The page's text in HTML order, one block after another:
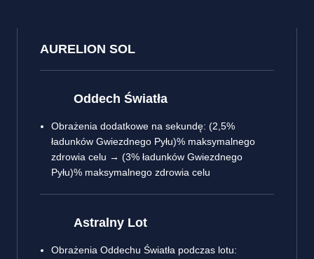
AURELION SOL
Oddech Światła
Obrażenia dodatkowe na sekundę: (2,5%
ładunków Gwiezdnego Pyłu)% maksymalnego
zdrowia celu → (3% ładunków Gwiezdnego
Pyłu)% maksymalnego zdrowia celu
Astralny Lot
Obrażenia Oddechu Światła podczas lotu: